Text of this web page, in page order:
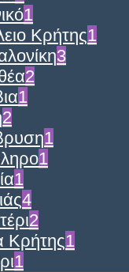
1
Κρήτης1
3
2
1
2
1
1
1
4
2
Κρήτης1
1